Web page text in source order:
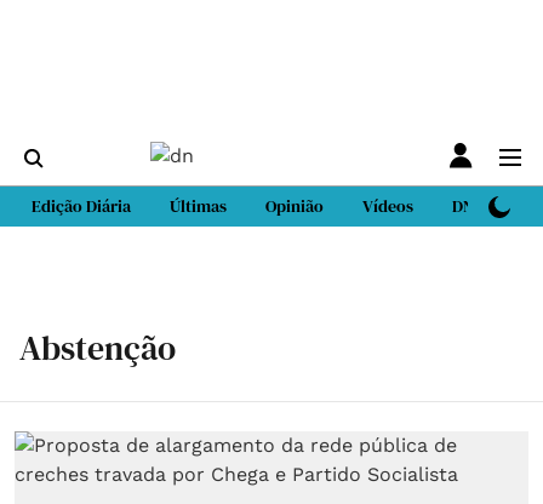
Edição Diária Últimas Opinião Vídeos DN Sport
Abstenção